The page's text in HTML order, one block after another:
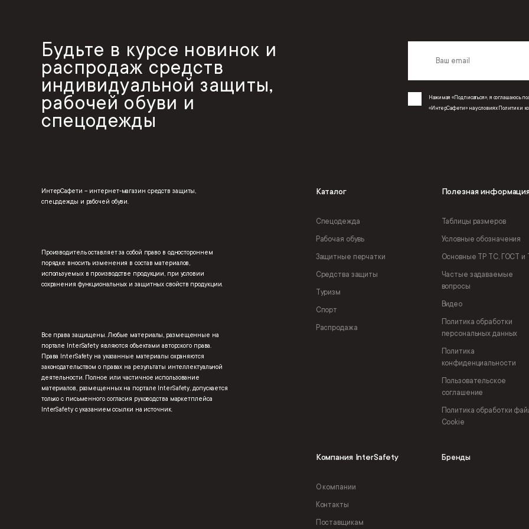
Будьте в курсе новинок и
распродаж средств
индивидуальной защиты,
рабочей обуви и
спецодежды
Нажимая «Подписаться», я соглашаюсь
«ИнтерСафети» на условиях Политики
ИнтерСафети – интернет-магазин средств защиты,
спецодежды и рабочей обуви.
Производитель оставляет за собой право в одностороннем
порядке вносить изменения в состав материалов,
используемых в производстве продукции, при условии
сохранения функциональных и защитных свойств продукции.
Все права защищены. Любые материалы, размещенные на
портале InterSafety являются объектами авторского права.
Права InterSafety на указанные материалы охраняются
законодательством о правах на результаты интеллектуальной
деятельности. Полное или частичное использование
материалов, размещенных на портале InterSafety, допускается
только с письменного согласия руководства маркетплейса
InterSafety с указанием ссылки на источник.
Каталог
Спецодежда
Рабочая обувь
Защитные перчатки
Средства защиты
Туризм
Спорт
Распродажа
Полезная
Таблицы размеров
Условные обозначения
Основные ТР ТС, ГОСТ и
Частые задаваемые
вопросы
Видео
Политика обработки
персональных данных
Политика
конфиденциальности
Пользовательское
соглашение
Политика обработки
Cookie
Компания InterSafety
О компании
Контакты
Поставщикам
Бренды